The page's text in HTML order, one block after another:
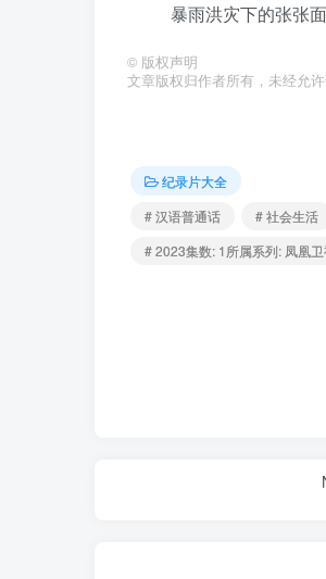
暴雨洪灾下的张张
© 版权声明
文章版权归作者所有，未经允许
纪录片大全
# 汉语普通话
# 社会生活
# 2023集数: 1所属系列: 凤凰